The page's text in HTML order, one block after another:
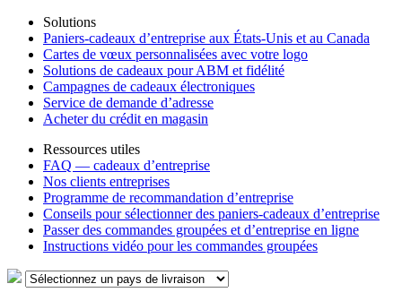
Solutions
Paniers-cadeaux d’entreprise aux États-Unis et au Canada
Cartes de vœux personnalisées avec votre logo
Solutions de cadeaux pour ABM et fidélité
Campagnes de cadeaux électroniques
Service de demande d’adresse
Acheter du crédit en magasin
Ressources utiles
FAQ — cadeaux d’entreprise
Nos clients entreprises
Programme de recommandation d’entreprise
Conseils pour sélectionner des paniers-cadeaux d’entreprise
Passer des commandes groupées et d’entreprise en ligne
Instructions vidéo pour les commandes groupées